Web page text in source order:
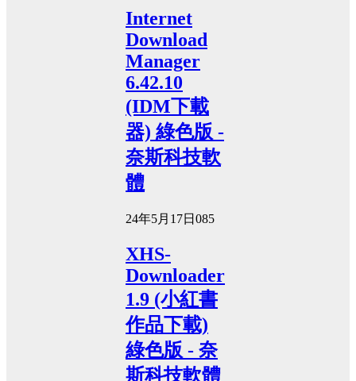
Internet
Download
Manager
6.42.10
(IDM下載
器) 綠色版 -
奈斯科技軟
體
24年5月17日 085
XHS-
Downloader
1.9 (小紅書
作品下載)
綠色版 - 奈
斯科技軟體